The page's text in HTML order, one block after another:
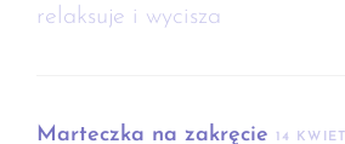
relaksuje i wycisza
Marteczka na zakręcie 14